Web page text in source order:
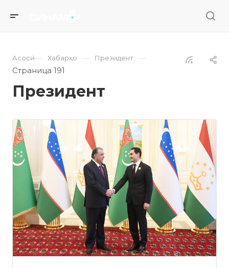
Асосӣ — Хабарҳо — Президент —
Страница 191
Президент